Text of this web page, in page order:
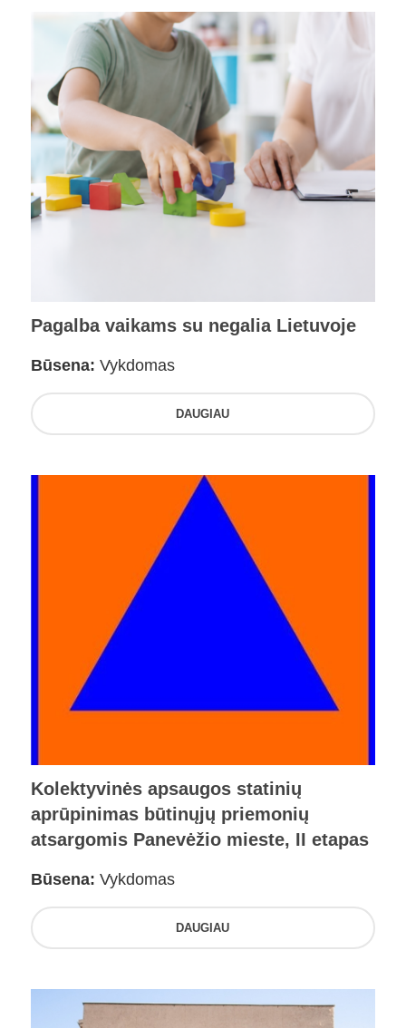
Pagalba vaikams su negalia Lietuvoje
Būsena: Vykdomas
DAUGIAU
Kolektyvinės apsaugos statinių
aprūpinimas būtinųjų priemonių
atsargomis Panevėžio mieste, II etapas
Būsena: Vykdomas
DAUGIAU